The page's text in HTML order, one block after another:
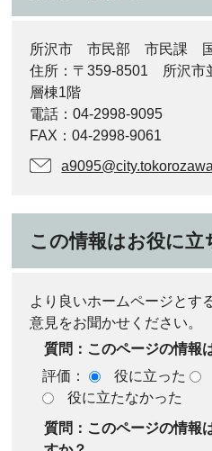
所沢市 市民部 市民課 国
住所：〒359-8501 所沢
層棟1階
電話：04-2998-9095
FAX：04-2998-9061
この情報はお役に立
より良いホームページとす
意見をお聞かせください。
質問：このページの情報
評価：
役に立った
役に立たなかった
質問：このページの情報